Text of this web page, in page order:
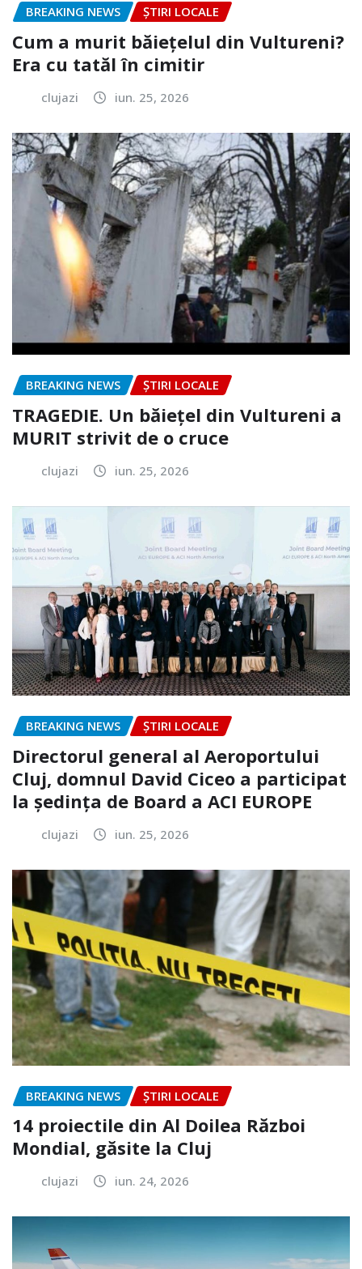
BREAKING NEWS ȘTIRI LOCALE
Cum a murit băiețelul din Vultureni?
Era cu tatăl în cimitir
clujazi iun. 25, 2026
BREAKING NEWS ȘTIRI LOCALE
TRAGEDIE. Un băiețel din Vultureni a
MURIT strivit de o cruce
clujazi iun. 25, 2026
BREAKING NEWS ȘTIRI LOCALE
Directorul general al Aeroportului
Cluj, domnul David Ciceo a participat
la ședința de Board a ACI EUROPE
clujazi iun. 25, 2026
BREAKING NEWS ȘTIRI LOCALE
14 proiectile din Al Doilea Război
Mondial, găsite la Cluj
clujazi iun. 24, 2026